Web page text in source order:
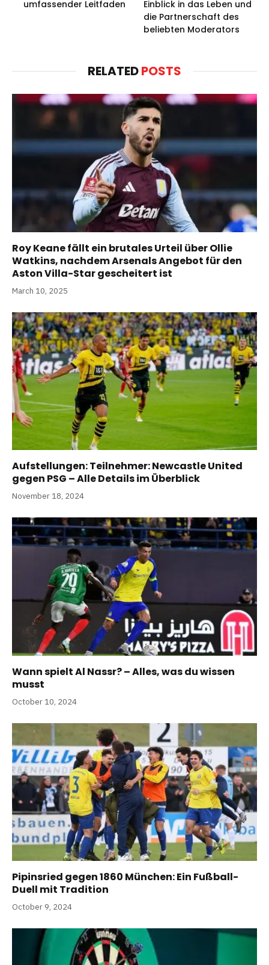
umfassender Leitfaden
Einblick in das Leben und
die Partnerschaft des
beliebten Moderators
RELATEDPOSTS
Roy Keane fällt ein brutales Urteil über Ollie
Watkins, nachdem Arsenals Angebot für den
Aston Villa-Star gescheitert ist
March 10, 2025
Aufstellungen: Teilnehmer: Newcastle United
gegen PSG – Alle Details im Überblick
November 18, 2024
Wann spielt Al Nassr? – Alles, was du wissen
musst
October 10, 2024
Pipinsried gegen 1860 München: Ein Fußball-
Duell mit Tradition
October 9, 2024